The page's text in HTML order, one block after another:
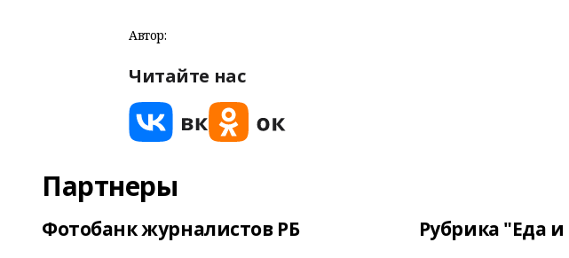
Автор:
Читайте нас
Партнеры
Фотобанк журналистов РБ Рубрика "Еда